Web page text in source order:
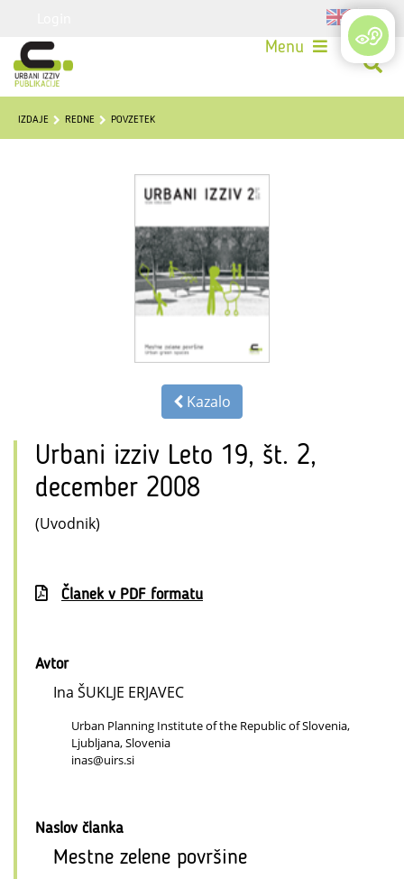
Menu
IZDAJE REDNE POVZETEK
Kazalo
Urbani izziv Leto 19, št. 2,
december 2008
(Uvodnik)
Članek v PDF formatu
Avtor
Ina ŠUKLJE ERJAVEC
Urban Planning Institute of the Republic of Slovenia,
Ljubljana, Slovenia
inas@uirs.si
Naslov članka
Mestne zelene površine